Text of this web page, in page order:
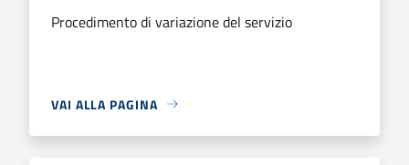
Procedimento di variazione del servizio
VAI ALLA PAGINA